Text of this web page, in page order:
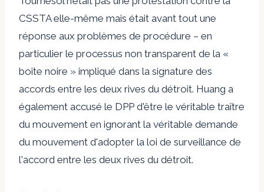
CSSTA elle-même mais était avant tout une
réponse aux problèmes de procédure – en
particulier le processus non transparent de la «
boîte noire » impliqué dans la signature des
accords entre les deux rives du détroit. Huang a
également accusé le DPP d'être le véritable traître
du mouvement en ignorant la véritable demande
du mouvement d'adopter la loi de surveillance de
l'accord entre les deux rives du détroit.